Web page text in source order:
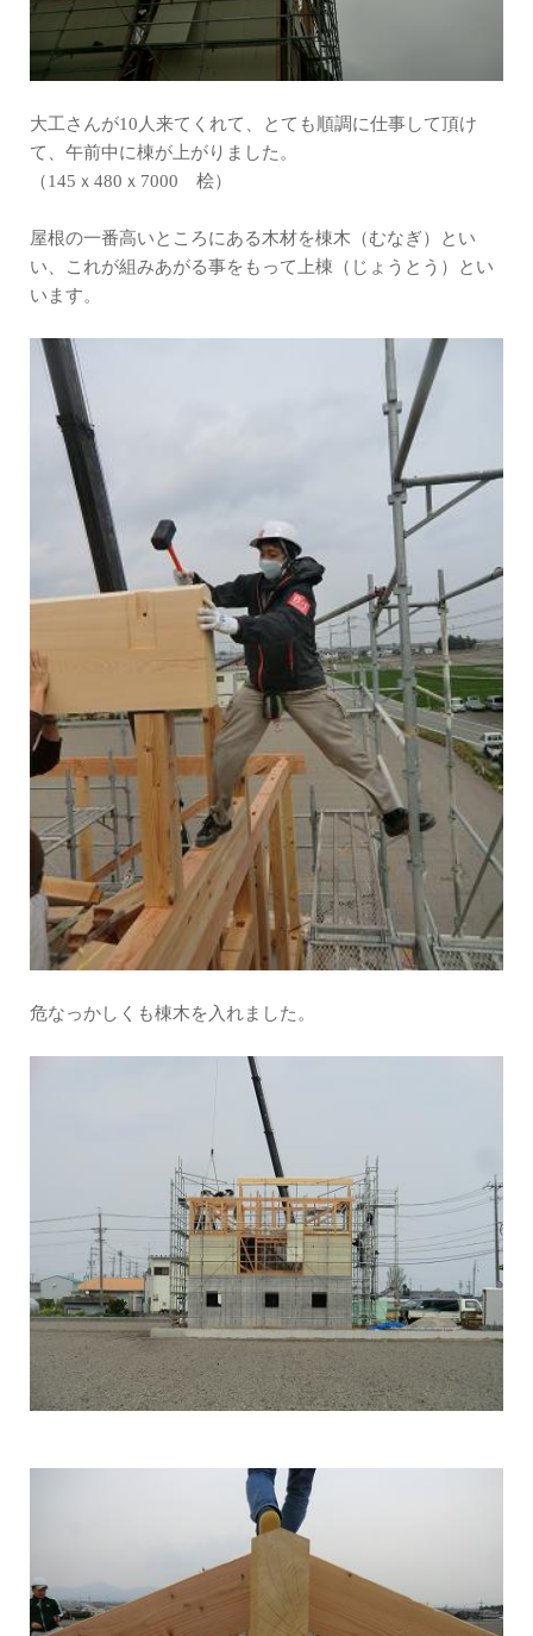
大工さんが10人来てくれて、とても順調に仕事して頂け
て、午前中に棟が上がりました。
（145ｘ480ｘ7000 桧）
屋根の一番高いところにある木材を棟木（むなぎ）とい
い、これが組みあがる事をもって上棟（じょうとう）とい
います。
危なっかしくも棟木を入れました。